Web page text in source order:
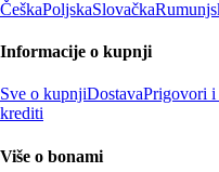
ČeškaPoljskaSlovačka
Informacije o kupnji
Sve o kupnjiDostavaPrigovori i
krediti
Više o bonami